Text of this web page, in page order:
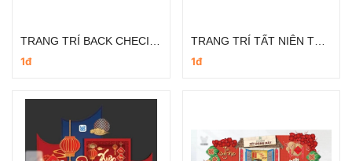
1đ
TRANG TRÍ TẤT NIÊN TRUYỀN THỐNG
1đ